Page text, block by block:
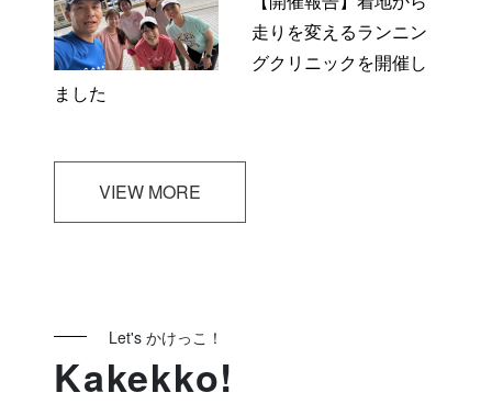
走りを変えるランニン
グクリニックを開催し
ました
VIEW MORE
Let's かけっこ！
Kakekko!